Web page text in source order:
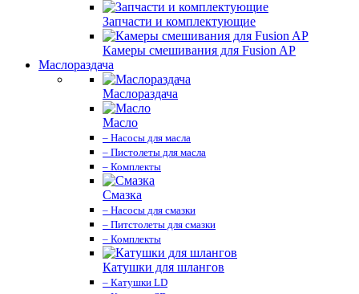
Запчасти и комплектующие
Камеры смешивания для Fusion AP
Маслораздача
Маслораздача
Масло
– Насосы для масла
– Пистолеты для масла
– Комплекты
Смазка
– Насосы для смазки
– Питстолеты для смазки
– Комплекты
Катушки для шлангов
– Катушки LD